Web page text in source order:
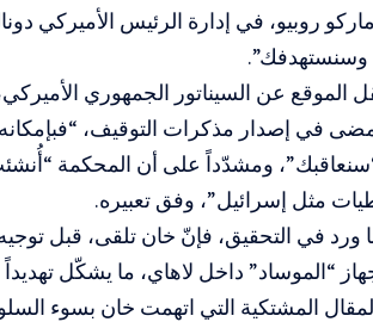
روبيو، في إدارة الرئيس الأميركي
وسنستهدفك”.
في إصدار مذكرات التوقيف،
ومشدّداً على أن المحكمة
مثل إسرائيل”، وفق تعبيره.
ورد في التحقيق، فإنّ خان تلقى، قبل
“الموساد” داخل لاهاي، ما يشكّل تهديداً
المشتكية التي اتهمت خان بسوء